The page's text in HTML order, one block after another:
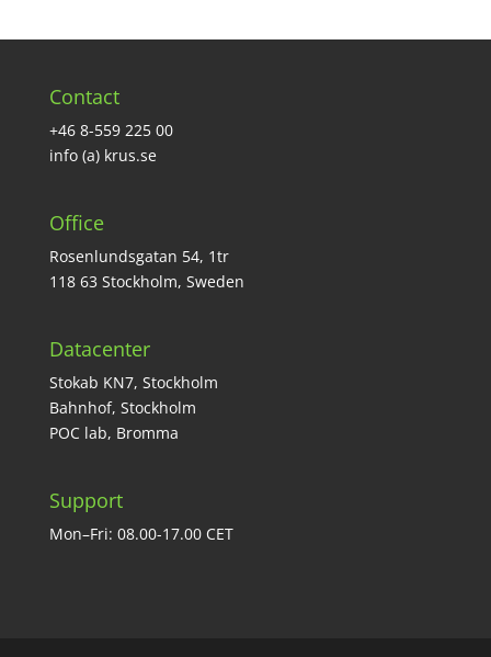
Contact
+46 8-559 225 00
info (a) krus.se
Office
Rosenlundsgatan 54, 1tr
118 63 Stockholm, Sweden
Datacenter
Stokab KN7, Stockholm
Bahnhof, Stockholm
POC lab, Bromma
Support
Mon–Fri: 08.00-17.00 CET